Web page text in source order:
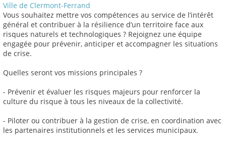
Ville de Clermont-Ferrand
Vous souhaitez mettre vos compétences au service de l’intérêt
général et contribuer à la résilience d’un territoire face aux
risques naturels et technologiques ? Rejoignez une équipe
engagée pour prévenir, anticiper et accompagner les situations
de crise.
Quelles seront vos missions principales ?
- Prévenir et évaluer les risques majeurs pour renforcer la
culture du risque à tous les niveaux de la collectivité.
- Piloter ou contribuer à la gestion de crise, en coordination avec
les partenaires institutionnels et les services municipaux.